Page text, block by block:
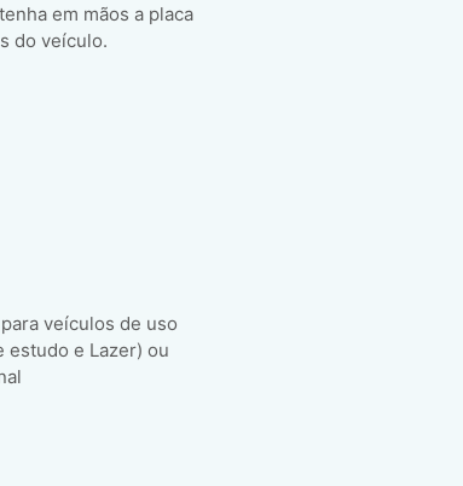
em mãos a placa
do veículo.
veículos de uso
estudo e Lazer) ou